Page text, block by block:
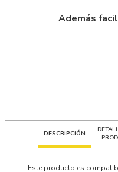
Además
DESCRIPCIÓN
Este producto es